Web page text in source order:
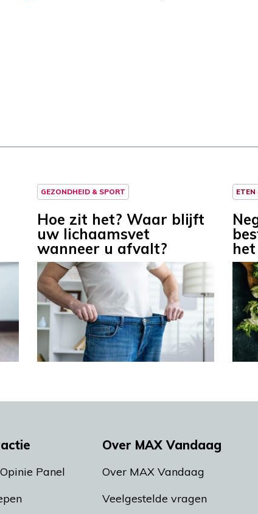
GEZONDHEID & SPORT
Hoe zit het? Waar blijft
uw lichaamsvet
wanneer u afvalt?
ETEN
Panel
Over MAX Vandaag
Over MAX Vandaag
Veelgestelde vragen